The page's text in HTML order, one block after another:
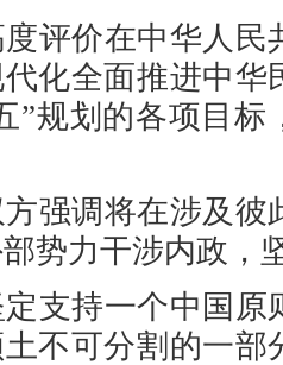
评价在中华人
化全面推进中
”规划的各项目
强调将在涉及
势力干涉内政，
支持一个中国
不可分割的一